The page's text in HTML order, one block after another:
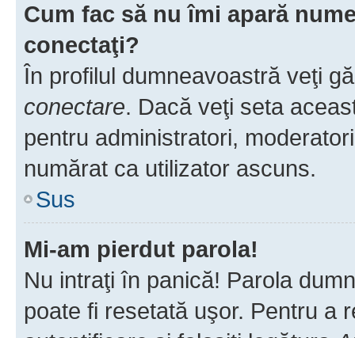
Cum fac să nu îmi apară
conectaţi?
În profilul dumneavoastră veţi
conectare. Dacă veţi seta
pentru administratori,
numărat ca utilizator ascuns.
Sus
Mi-am pierdut parola!
Nu intraţi în panică! Parola
poate fi resetată uşor. Pentru a